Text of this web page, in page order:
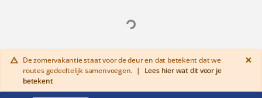
warning De zomervakantie staat voor de deur en dat betekent dat we
routes gedeeltelijk samenvoegen. |
Lees hier wat dit voor je
betekent
×